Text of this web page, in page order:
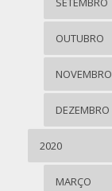
OUTUBRO
NOVEMBRO
DEZEMBRO
2020
MARÇO